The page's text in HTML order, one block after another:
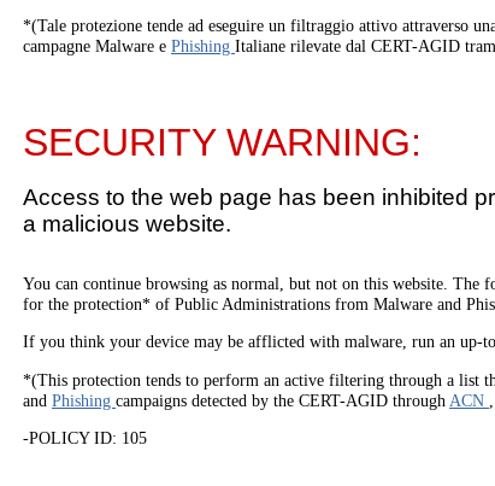
*(Tale protezione tende ad eseguire un filtraggio attivo attraverso
campagne Malware e Phishing Italiane rilevate dal CERT-AGID
SECURITY WARNING:
Access to the web page has been inhibited
a malicious website.
You can continue browsing as normal, but not on this website.
for the protection* of Public Administrations from Malware and
If you think your device may be afflicted with malware, run an up-
*(This protection tends to perform an active filtering through a list
and Phishing campaigns detected by the CERT-AGID through ACN
-POLICY ID: 105